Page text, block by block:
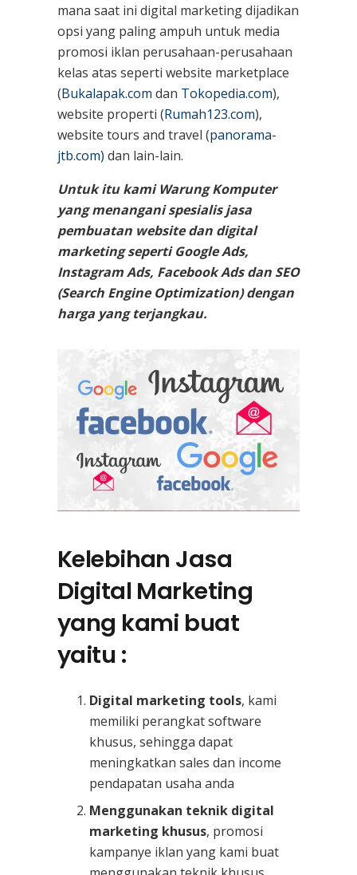
mana saat ini digital marketing dijadikan
opsi yang paling ampuh untuk media
promosi iklan perusahaan-perusahaan
kelas atas seperti website marketplace
(Bukalapak.com dan Tokopedia.com),
website properti (Rumah123.com),
website tours and travel (panorama-
jtb.com) dan lain-lain.
Untuk itu kami Warung Komputer
yang menangani spesialis jasa
pembuatan website dan digital
marketing seperti Google Ads,
Instagram Ads, Facebook Ads dan SEO
(Search Engine Optimization) dengan
harga yang terjangkau.
Kelebihan Jasa
Digital Marketing
yang kami buat
yaitu :
Digital marketing tools, kami
memiliki perangkat software
khusus, sehingga dapat
meningkatkan sales dan income
pendapatan usaha anda
Menggunakan teknik digital
marketing khusus, promosi
kampanye iklan yang kami buat